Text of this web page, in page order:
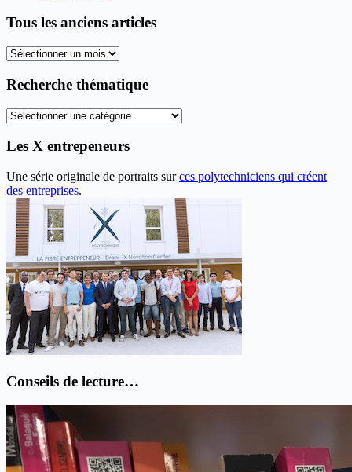
Tous les anciens articles
Tous
anciens
Recherche thématique
Recherche
Les X entrepeneurs
Une série originale de portraits surces polytechniciens qui créent
des entreprises.
Conseils de lecture…